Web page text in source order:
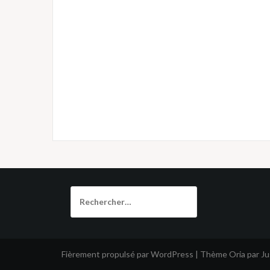
Fièrement propulsé par WordPress | Thème Oria par